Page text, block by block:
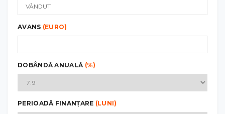
AVANS (EURO)
DOBÂNDĂ ANUALĂ (%)
PERIOADĂ FINANȚARE (LUNI)